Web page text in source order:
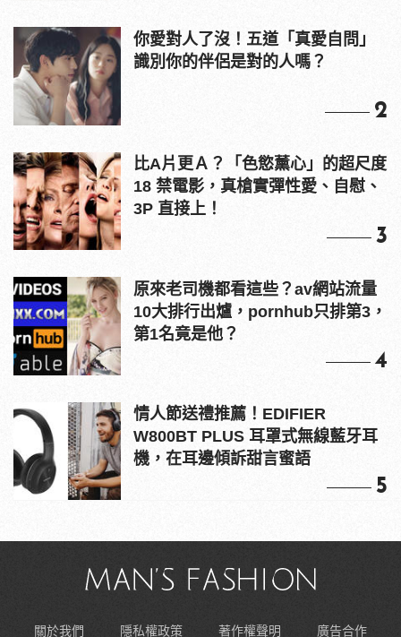
你愛對人了沒！五道「真愛自問」
識別你的伴侶是對的人嗎？
2
比A片更Ａ？「色慾薰心」的超尺度
18 禁電影，真槍實彈性愛、自慰、
3P 直接上！
3
原來老司機都看這些？av網站流量
10大排行出爐，pornhub只排第3，
第1名竟是他？
4
情人節送禮推薦！EDIFIER
W800BT PLUS 耳罩式無線藍牙耳
機，在耳邊傾訴甜言蜜語
5
關於我們 隱私權政策 著作權聲明 廣告合作